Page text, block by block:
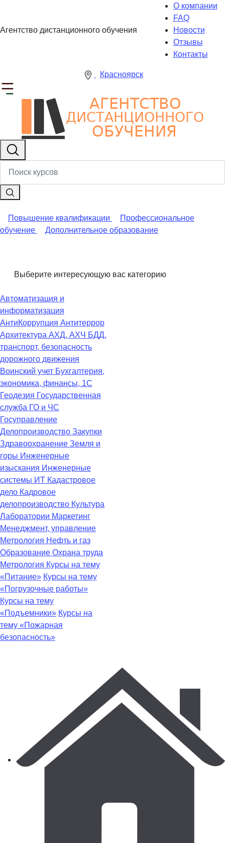
Агентство дистанционного обучения
О компании
FAQ
Новости
Отзывы
Контакты
Красноярск
Повышение квалификации
Профессиональное
обучение
Дополнительное образование
Выберите интересующую вас категорию
Автоматизация и
информатизация
АнтиКоррупция Антитеррор
Архитектура АХД, АХЧ БДД,
транспорт, безопасность
дорожного движения
Воинский учет Бухгалтерия,
экономика, финансы, 1С
Геодезия Государственная
служба ГО и ЧС
Госуправление
Делопроизводство Закупки
Здравоохранение Земля и
горы Инженерные
изыскания Инженерные
системы ИТ Кадастровое
дело Кадровое
делопроизводство Культура
Лаборатории Маркетинг
Менеджмент, управление
Метрология Нефть и газ
Образование Охрана труда
Метрология Курсы на тему
«Питание» Курсы на тему
«Погрузочные работы»
Курсы на тему
«Подъемники» Курсы на
тему «Пожарная
безопасность»